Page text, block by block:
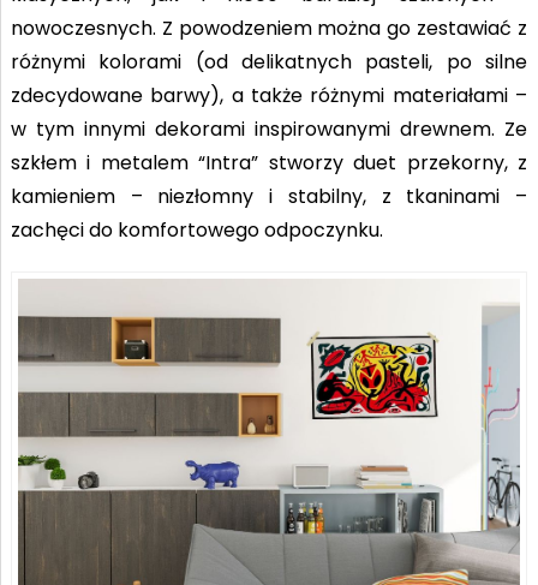
nowoczesnych. Z powodzeniem można go zestawiać z
różnymi kolorami (od delikatnych pasteli, po silne
zdecydowane barwy), a także różnymi materiałami –
w tym innymi dekorami inspirowanymi drewnem. Ze
szkłem i metalem “Intra” stworzy duet przekorny, z
kamieniem – niezłomny i stabilny, z tkaninami –
zachęci do komfortowego odpoczynku.